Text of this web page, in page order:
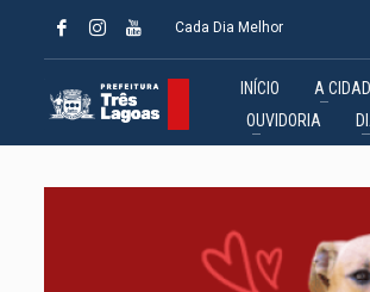
Cada Dia Melhor
INÍCIO A
OUVIDORIA